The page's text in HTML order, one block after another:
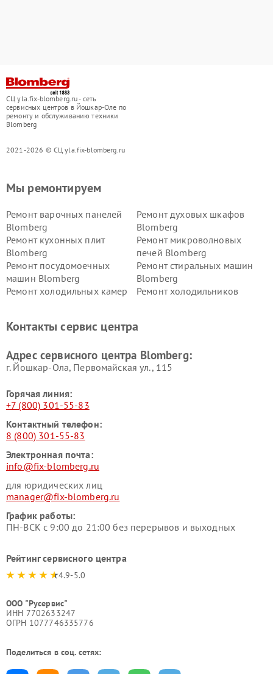
СЦ yla.fix-blomberg.ru - сеть
сервисных центров в Йошкар-Оле по
ремонту и обслуживанию техники
Blomberg
2021-2026 © СЦ yla.fix-blomberg.ru
Мы ремонтируем
Ремонт варочных панелей
Blomberg
Ремонт духовых шкафов
Blomberg
Ремонт кухонных плит
Blomberg
Ремонт микроволновых
печей Blomberg
Ремонт посудомоечных
машин Blomberg
Ремонт стиральных машин
Blomberg
Ремонт холодильных камер
Ремонт холодильников
Контакты сервис центра
Адрес сервисного центра Blomberg:
г. Йошкар-Ола, Первомайская ул., 115
Горячая линия:
+7 (800) 301-55-83
Контактный телефон:
8 (800) 301-55-83
Электронная почта:
info@fix-blomberg.ru
для юридических лиц
manager@fix-blomberg.ru
График работы:
ПН-ВСК с 9:00 до 21:00 без перерывов и выходных
Рейтинг сервисного центра
4.9-5.0
ООО "Русервис"
ИНН 7702633247
ОГРН 1077746335776
Поделиться в соц. сетях: